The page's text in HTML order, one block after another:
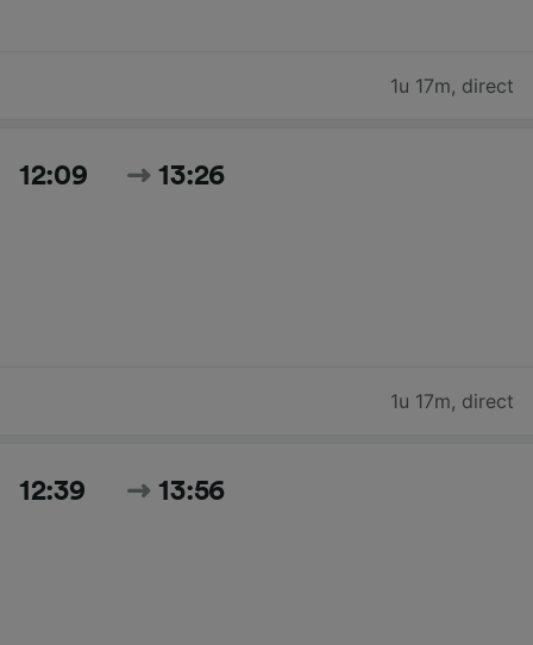
1u 17m, direct
12:09 13:26
1u 17m, direct
12:39 13:56